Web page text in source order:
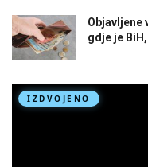
Objavljene
gdje je